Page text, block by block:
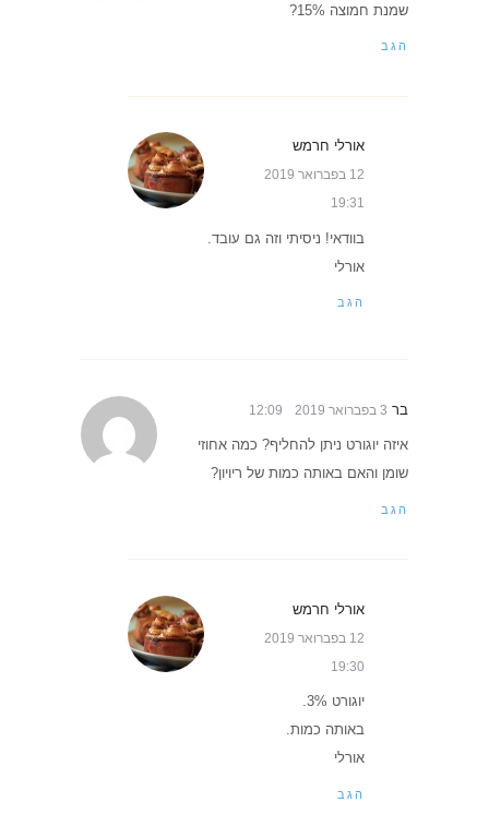
שמנת חמוצה 15%?
הגב
אורלי חרמש
12 בפברואר 2019
19:31
בוודאי! ניסיתי וזה גם עובד.
אורלי
הגב
בר 3 בפברואר 2019 12:09
איזה יוגורט ניתן להחליף? כמה אחוזי
שומן והאם באותה כמות של ריויון?
הגב
אורלי חרמש
12 בפברואר 2019
19:30
יוגורט 3%.
באותה כמות.
אורלי
הגב